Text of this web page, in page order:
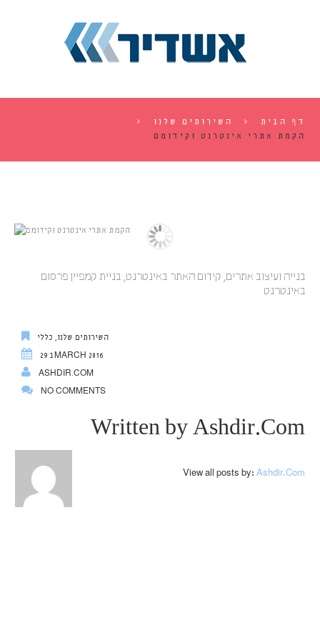
דף הבית
השירותים שלנו
הקמת אתרי אינטרנט וקידומם
בנייה ועיצוב אתרים, קידום האתר באינטרנט, בניית קמפיין פרסום
באינטרנט
השירותים שלנו כללי
29 בMARCH 2016
ASHDIR.COM
NO COMMENTS
Written by Ashdir.com
View all posts by: Ashdir.com